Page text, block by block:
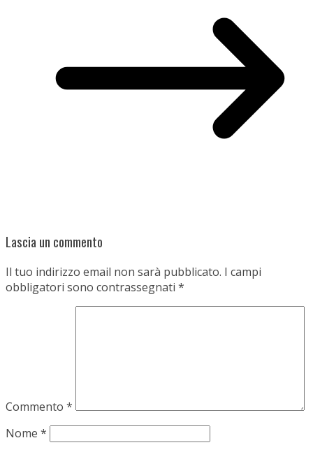
Lascia un commento
Il tuo indirizzo email non sarà pubblicato. I campi
obbligatori sono contrassegnati *
Commento *
Nome *